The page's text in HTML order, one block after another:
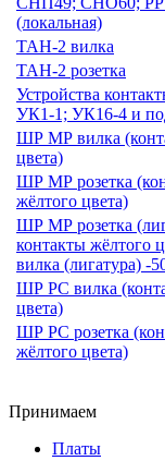
(локальная)
ТАН-2 вилка
ТАН-2 розетка
Устройства
УК1-1; УК16-4 и
ШР МР вилка
цвета)
ШР МР розетка
жёлтого цвета)
ШР МР розетка
контакты жёлтого
вилка (лигатура) -
ШР РС вилка
цвета)
ШР РС розетка
жёлтого цвета)
Принимаем
Платы